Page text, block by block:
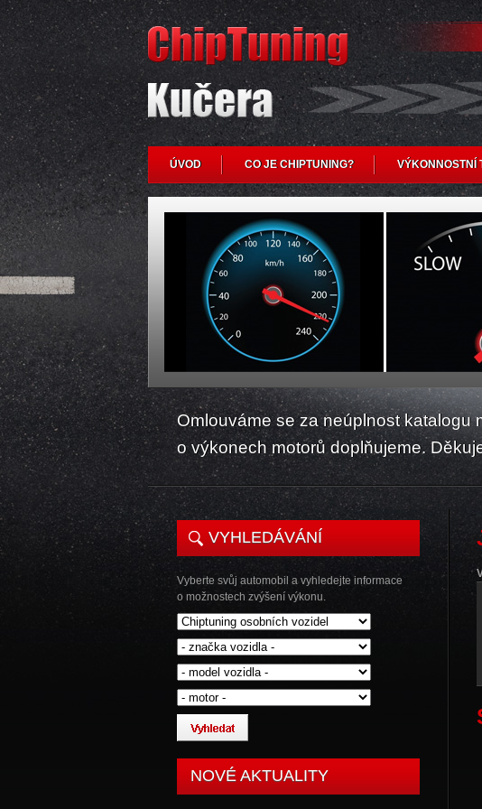
ÚVOD CO JE CHIPTUNING? VÝKONNOSTNÍ
Omlouváme se za neúplnost katalogu
o výkonech motorů doplňujeme.
VYHLEDÁVÁNÍ
Vyberte svůj automobil a vyhledejte informace
o možnostech zvýšení výkonu.
NOVÉ AKTUALITY